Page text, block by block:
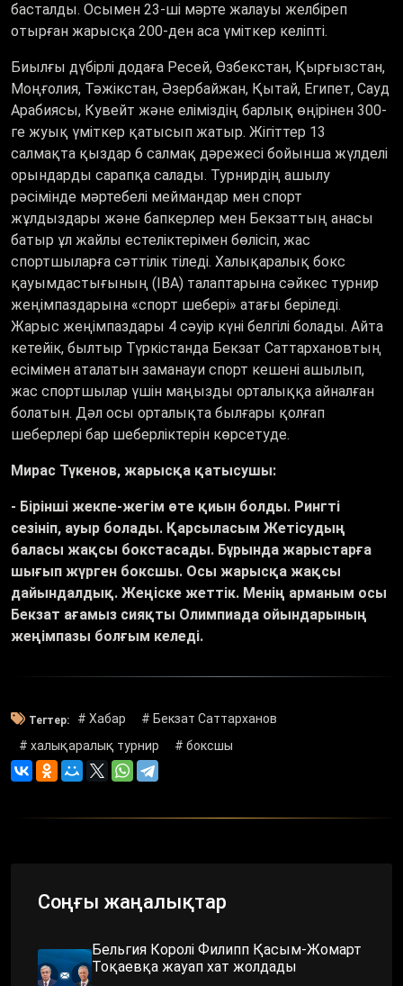
басталды. Осымен 23-ші мәрте жалауы желбіреп
отырған жарысқа 200-ден аса үміткер келіпті.
Биылғы дүбірлі додаға Ресей, Өзбекстан, Қырғызстан,
Моңғолия, Тәжікстан, Әзербайжан, Қытай, Египет, Сауд
Арабиясы, Кувейт және еліміздің барлық өңірінен 300-
ге жуық үміткер қатысып жатыр. Жігіттер 13
салмақта қыздар 6 салмақ дәрежесі бойынша жүлделі
орындарды сарапқа салады. Турнирдің ашылу
рәсімінде мәртебелі меймандар мен спорт
жұлдыздары және бапкерлер мен Бекзаттың анасы
батыр ұл жайлы естеліктерімен бөлісіп, жас
спортшыларға сәттілік тіледі. Халықаралық бокс
қауымдастығының (IBA) талаптарына сәйкес турнир
жеңімпаздарына «спорт шебері» атағы беріледі.
Жарыс жеңімпаздары 4 сәуір күні белгілі болады. Айта
кетейік, былтыр Түркістанда Бекзат Саттархановтың
есімімен аталатын заманауи спорт кешені ашылып,
жас спортшылар үшін маңызды орталыққа айналған
болатын. Дәл осы орталықта былғары қолғап
шеберлері бар шеберліктерін көрсетуде.
Мирас Түкенов, жарысқа қатысушы:
- Бірінші жекпе-жегім өте қиын болды. Рингті
сезініп, ауыр болады. Қарсыласым Жетісудың
баласы жақсы бокстасады. Бұрында жарыстарға
шығып жүрген боксшы. Осы жарысқа жақсы
дайындалдық. Жеңіске жеттік. Менің арманым осы
Бекзат ағамыз сияқты Олимпиада ойындарының
жеңімпазы болғым келеді.
Тегтер: # Хабар
# Бекзат Саттарханов
# халықаралық турнир
# боксшы
Соңғы жаңалықтар
Бельгия Королі Филипп Қасым-Жомарт
Тоқаевқа жауап хат жолдады